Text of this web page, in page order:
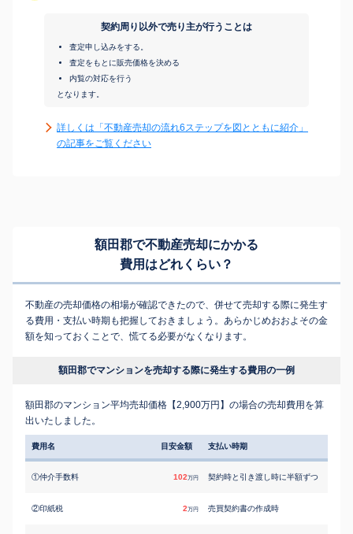
契約周り以外で売り主が行うことは
査定申し込みをする。
査定をもとに販売価格を決める
内覧の対応を行う
となります。
詳しくは「不動産売却の流れ6ステップを図とともに紹介」
の記事をご覧ください
額田郡で不動産売却にかかる
費用はどれくらい？
不動産の売却価格の相場が確認できたので、併せて売却する際に発生す
る費用・支払い時期も把握しておきましょう。あらかじめおおよその金
額を知っておくことで、慌てる必要がなくなります。
額田郡でマンションを売却する際に発生する費用の一例
額田郡のマンション平均売却価格【2,900万円】の場合の売却費用を算
出いたしました。
費用名 目安金額 支払い時期
①仲介手数料 102万円 契約時と引き渡し時に半額ずつ
②印紙税 2万円 売買契約書の作成時